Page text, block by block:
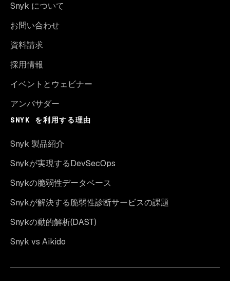
Snyk について
お問い合わせ
資料請求
採用情報
イベントとウェビナー
アンバサダー
SNYK を利用する理由
Snyk 製品紹介
Snykが実現するDevSecOps
Snykの脆弱性データベース
Snykが解決する脆弱性診断サービスの課題
Snykの動的解析(DAST)
Snyk vs Aikido